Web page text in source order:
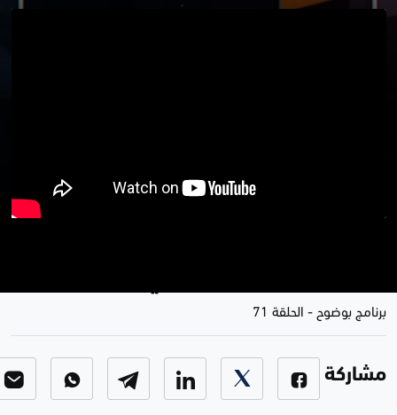
برنامج بوضوح - الحلقة 71
مشاركة